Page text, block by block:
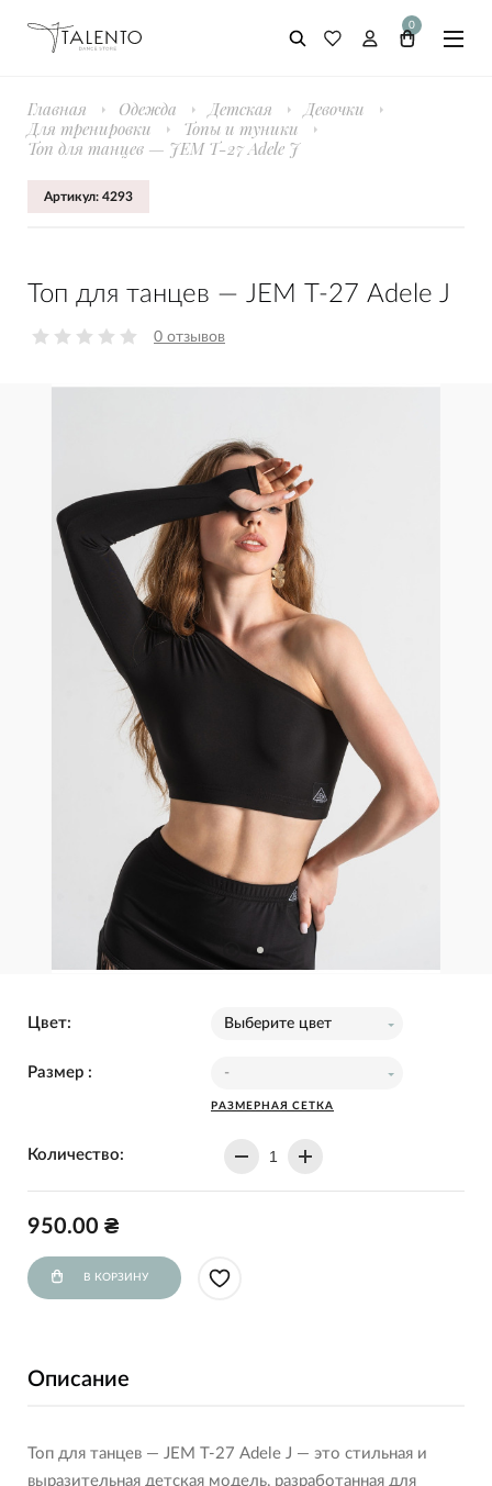
0
Главная Одежда Детская
Девочки
Для тренировки
Топы и туники
Топ для танцев — JEM Т-27 Adele J
Артикул: 4293
Топ для танцев — JEM Т-27 Adele J
0 отзывов
Цвет: Выберите цвет
Размер : -
РАЗМЕРНАЯ СЕТКА
Количество:
950.00 ₴
В КОРЗИНУ
Описание
Топ для танцев — JEM Т-27 Adele J — это стильная и
выразительная детская модель, разработанная для